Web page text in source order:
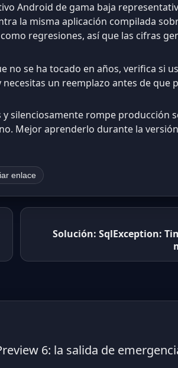
Android de gama baja
la misma aplicación compilada
regresiones, así que las cifras
se ha tocado en años, verifica si
un reemplazo antes de que
silenciosamente rompe producción
Mejor aprenderlo durante la
enlace
Solución: SqlException:
6: la salida de